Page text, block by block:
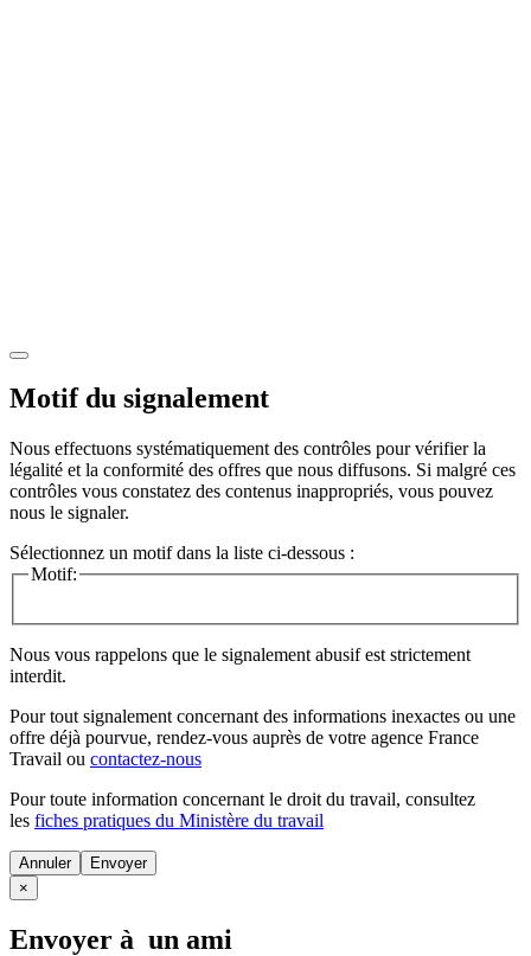
Motif du signalement
Nous effectuons systématiquement des contrôles pour vérifier la
légalité et la conformité des offres que nous diffusons. Si malgré ces
contrôles vous constatez des contenus inappropriés, vous pouvez
nous le signaler.
Sélectionnez un motif dans la liste ci-dessous :
Motif:
Nous vous rappelons que le signalement abusif est strictement
interdit.
Pour tout signalement concernant des informations inexactes ou une
offre déjà pourvue, rendez-vous auprès de votre agence France
Travail ou contactez-nous
Pour toute information concernant le droit du travail, consultez
les fiches pratiques du Ministère du travail
Annuler
×
Envoyer à un ami